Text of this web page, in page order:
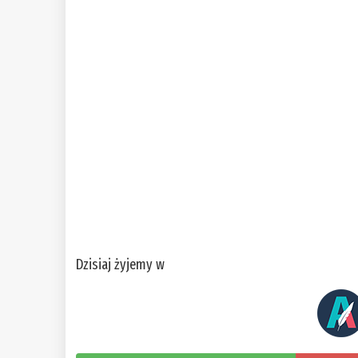
Dzisiaj żyjemy w